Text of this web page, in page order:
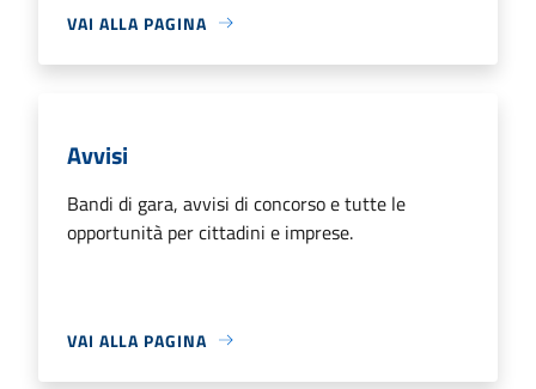
VAI ALLA PAGINA
Avvisi
Bandi di gara, avvisi di concorso e tutte le
opportunità per cittadini e imprese.
VAI ALLA PAGINA